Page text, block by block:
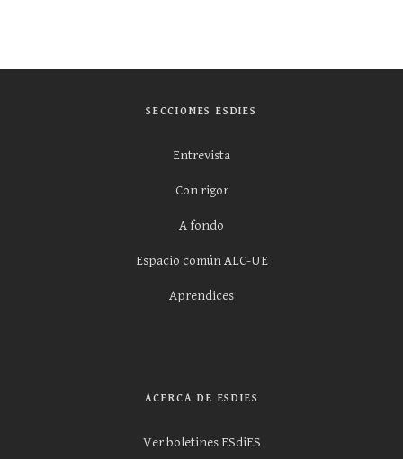
SECCIONES ESDIES
Entrevista
Con rigor
A fondo
Espacio común ALC-UE
Aprendices
ACERCA DE ESDIES
Ver boletines ESdiES